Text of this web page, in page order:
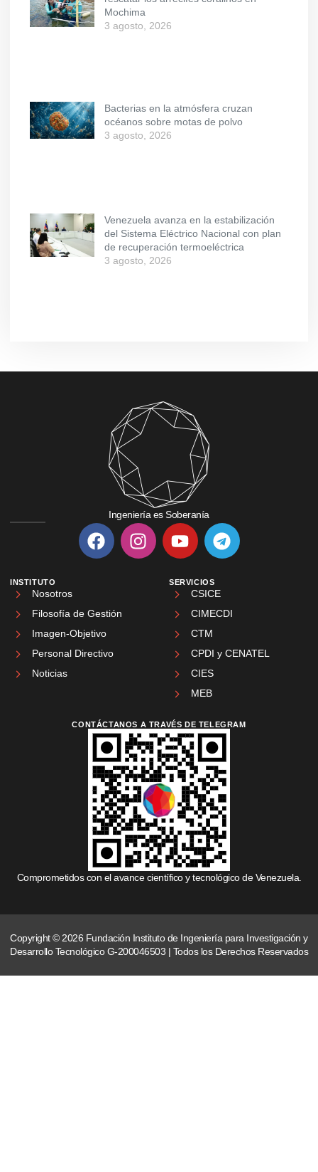
Mochima
3 agosto, 2026
Bacterias en la atmósfera cruzan
océanos sobre motas de polvo
3 agosto, 2026
Venezuela avanza en la estabilización
del Sistema Eléctrico Nacional con plan
de recuperación termoeléctrica
3 agosto, 2026
Ingeniería es Soberanía
INSTITUTO
Nosotros
Filosofía de Gestión
Imagen-Objetivo
Personal Directivo
Noticias
SERVICIOS
CSICE
CIMECDI
CTM
CPDI y CENATEL
CIES
MEB
CONTÁCTANOS A TRAVÉS DE TELEGRAM
Comprometidos con el avance científico y tecnológico de Venezuela.
Copyright © 2026 Fundación Instituto de Ingeniería para Investigación y
Desarrollo Tecnológico G-200046503 | Todos los Derechos Reservados